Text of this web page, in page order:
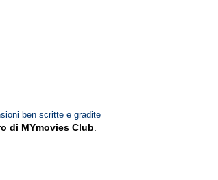
ben scritte e gradite
di MYmovies Club